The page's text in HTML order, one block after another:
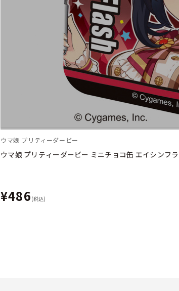
ウマ娘 プリティーダービー
ウマ娘 プリティーダービー ミニチョコ缶 エイシンフ
¥486 (税込)